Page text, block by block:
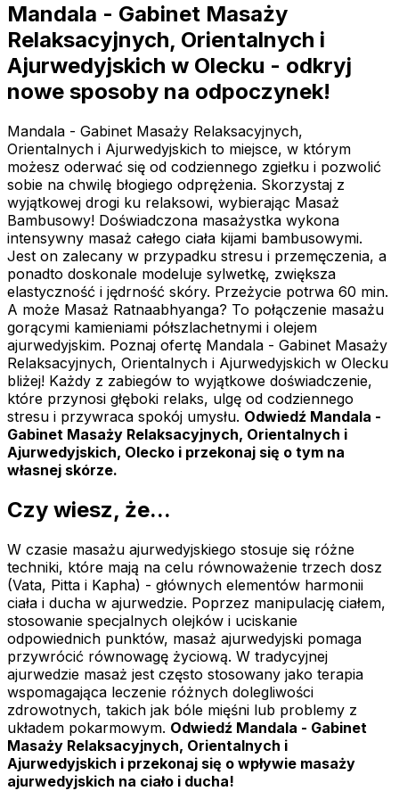
Mandala - Gabinet Masaży
Relaksacyjnych, Orientalnych i
Ajurwedyjskich w Olecku - odkryj
nowe sposoby na odpoczynek!
Mandala - Gabinet Masaży Relaksacyjnych,
Orientalnych i Ajurwedyjskich to miejsce, w którym
możesz oderwać się od codziennego zgiełku i pozwolić
sobie na chwilę błogiego odprężenia. Skorzystaj z
wyjątkowej drogi ku relaksowi, wybierając Masaż
Bambusowy! Doświadczona masażystka wykona
intensywny masaż całego ciała kijami bambusowymi.
Jest on zalecany w przypadku stresu i przemęczenia, a
ponadto doskonale modeluje sylwetkę, zwiększa
elastyczność i jędrność skóry. Przeżycie potrwa 60 min.
A może Masaż Ratnaabhyanga? To połączenie masażu
gorącymi kamieniami półszlachetnymi i olejem
ajurwedyjskim. Poznaj ofertę Mandala - Gabinet Masaży
Relaksacyjnych, Orientalnych i Ajurwedyjskich w Olecku
bliżej! Każdy z zabiegów to wyjątkowe doświadczenie,
które przynosi głęboki relaks, ulgę od codziennego
stresu i przywraca spokój umysłu. Odwiedź Mandala -
Gabinet Masaży Relaksacyjnych, Orientalnych i
Ajurwedyjskich, Olecko i przekonaj się o tym na
własnej skórze.
Czy wiesz, że...
W czasie masażu ajurwedyjskiego stosuje się różne
techniki, które mają na celu równoważenie trzech dosz
(Vata, Pitta i Kapha) - głównych elementów harmonii
ciała i ducha w ajurwedzie. Poprzez manipulację ciałem,
stosowanie specjalnych olejków i uciskanie
odpowiednich punktów, masaż ajurwedyjski pomaga
przywrócić równowagę życiową. W tradycyjnej
ajurwedzie masaż jest często stosowany jako terapia
wspomagająca leczenie różnych dolegliwości
zdrowotnych, takich jak bóle mięśni lub problemy z
układem pokarmowym. Odwiedź Mandala - Gabinet
Masaży Relaksacyjnych, Orientalnych i
Ajurwedyjskich i przekonaj się o wpływie masaży
ajurwedyjskich na ciało i ducha!